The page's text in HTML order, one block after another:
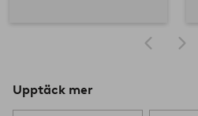
Upptäck mer